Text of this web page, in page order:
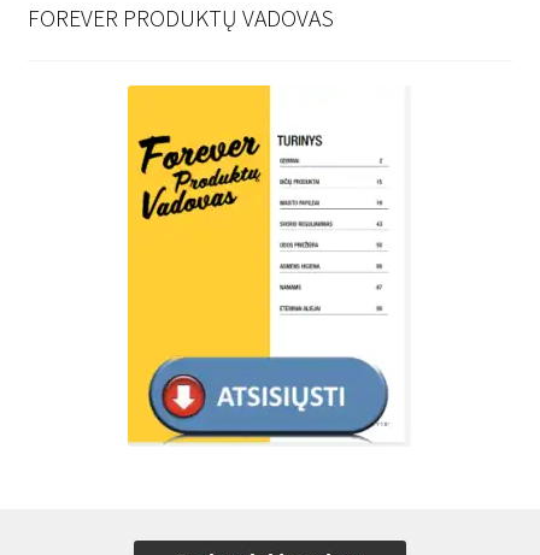
FOREVER PRODUKTŲ VADOVAS